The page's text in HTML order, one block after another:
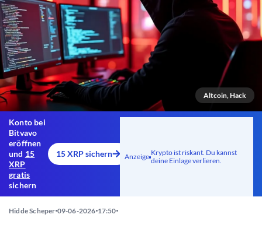
Altcoin, Hack
Konto bei
Bitvavo
eröffnen
und 15
XRP
gratis
sichern
15 XRP sichern Anzeige Krypto ist riskant. Du kannst
deine Einlage verlieren.
Hidde Scheper 09-06-2026 17:50